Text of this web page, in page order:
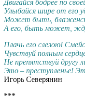
Двигайся бодрее по
Улыбайся шире от его
Может быть,
А его, быть может,
Плачь его слезою!
Чувствуй полным
Не препятствуй другу
Это – преступленье!
Игорь Северянин
***